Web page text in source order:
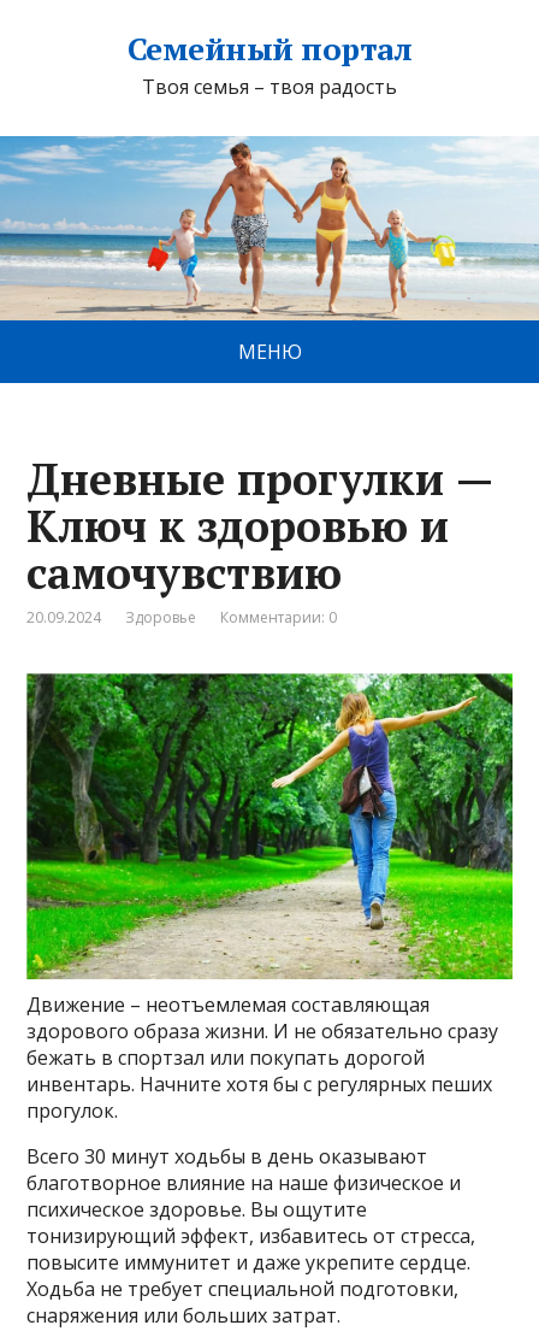
Семейный портал
Твоя семья – твоя радость
МЕНЮ
Дневные прогулки —
Ключ к здоровью и
самочувствию
20.09.2024 Здоровье Комментарии: 0
Движение – неотъемлемая составляющая
здорового образа жизни. И не обязательно сразу
бежать в спортзал или покупать дорогой
инвентарь. Начните хотя бы с регулярных пеших
прогулок.
Всего 30 минут ходьбы в день оказывают
благотворное влияние на наше физическое и
психическое здоровье. Вы ощутите
тонизирующий эффект, избавитесь от стресса,
повысите иммунитет и даже укрепите сердце.
Ходьба не требует специальной подготовки,
снаряжения или больших затрат.